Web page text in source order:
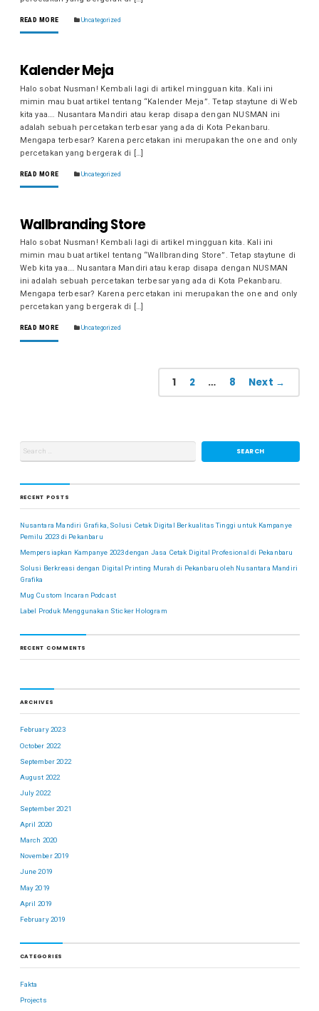
READ MORE Uncategorized
Kalender Meja
Halo sobat Nusman! Kembali lagi di artikel mingguan kita. Kali ini
mimin mau buat artikel tentang “Kalender Meja”. Tetap staytune di Web
kita yaa…. Nusantara Mandiri atau kerap disapa dengan NUSMAN ini
adalah sebuah percetakan terbesar yang ada di Kota Pekanbaru.
Mengapa terbesar? Karena percetakan ini merupakan the one and only
percetakan yang bergerak di […]
READ MORE Uncategorized
Wallbranding Store
Halo sobat Nusman! Kembali lagi di artikel mingguan kita. Kali ini
mimin mau buat artikel tentang “Wallbranding Store”. Tetap staytune di
Web kita yaa…. Nusantara Mandiri atau kerap disapa dengan NUSMAN
ini adalah sebuah percetakan terbesar yang ada di Kota Pekanbaru.
Mengapa terbesar? Karena percetakan ini merupakan the one and only
percetakan yang bergerak di […]
READ MORE Uncategorized
1 2 … 8 Next →
RECENT POSTS
Nusantara Mandiri Grafika, Solusi Cetak Digital Berkualitas Tinggi untuk Kampanye
Pemilu 2023 di Pekanbaru
Mempersiapkan Kampanye 2023 dengan Jasa Cetak Digital Profesional di Pekanbaru
Solusi Berkreasi dengan Digital Printing Murah di Pekanbaru oleh Nusantara Mandiri
Grafika
Mug Custom Incaran Podcast
Label Produk Menggunakan Sticker Hologram
RECENT COMMENTS
ARCHIVES
February 2023
October 2022
September 2022
August 2022
July 2022
September 2021
April 2020
March 2020
November 2019
June 2019
May 2019
April 2019
February 2019
CATEGORIES
Fakta
Projects